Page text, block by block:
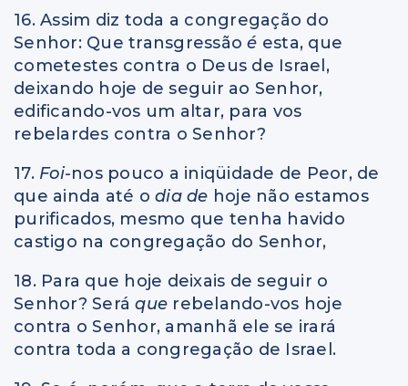
16. Assim diz toda a congregação do
Senhor: Que transgressãoé esta, que
cometestes contra o Deus de Israel,
deixando hoje de seguir ao Senhor,
edificando-vos um altar, para vos
rebelardes contra o Senhor?
17. Foi-nos pouco a iniqüidade de Peor, de
que ainda até o dia de hoje não estamos
purificados, mesmo que tenha havido
castigo na congregação do Senhor,
18. Para que hoje deixais de seguir o
Senhor? Seráque rebelando-vos hoje
contra o Senhor, amanhã ele se irará
contra toda a congregação de Israel.